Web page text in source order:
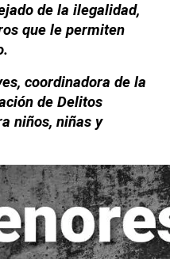
de la ilegalidad,
que le permiten
coordinadora de la
de Delitos
niños, niñas y